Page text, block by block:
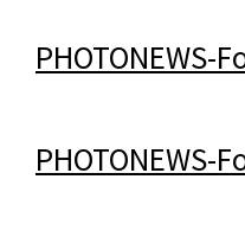
PHOTONEWS-
PHOTONEWS-